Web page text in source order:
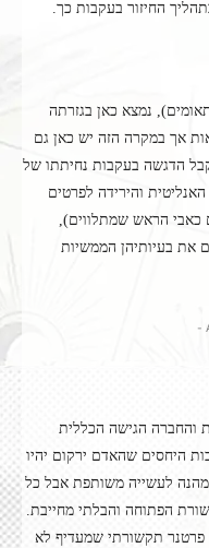
החיזור בעקבות כך.
נמצא כאן בגזרתה
והבריאות אך במקרה הזה יש כאן גם
הדגשה בעקבות נחיתתו של
והירידה לפרטים
הראש שמתלווים),
את בעיותיהן הממשיות
7, בית השותפות והחברה הגישה הכללית
היחסים שהאדם ירקום יהיו
לעשייה משותפת אבל כל
הפתוחה והבלתי מחייבת.
פרטנר תקשורתי שמעדיף לא